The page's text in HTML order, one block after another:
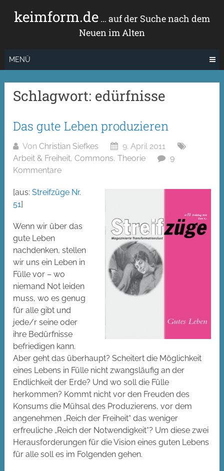
Inhaltkeimform.de… auf der Suche nach dem
Neuen im Alten
MENÜ
Schlagwort: edürfnisse
Das gute Leben produzieren
VonChristian Siefkes
9. April 2011
Arbeit & Freiheit,Commons,Theorie
9
Kommentare
[aus:Streifzüge Nr.
51]
Wenn wir über das
gute Leben
nachdenken, stellen
wir uns ein Leben in
Fülle vor – wo
niemand Not leiden
muss, wo es genug
für alle gibt und
jede/r seine oder
ihre Bedürfnisse
befriedigen kann.
Aber geht das überhaupt? Scheitert die Möglichkeit
eines Lebens in Fülle nicht zwangsläufig an der
Endlichkeit der Erde? Und wo soll die Fülle
herkommen? Kommt nicht vor den Freuden des
Konsums die Mühsal des Produzierens, vor dem
angenehmen „Reich der Freiheit“ das weniger
erfreuliche „Reich der Notwendigkeit“? Um diese zwei
Herausforderungen für die Vision eines guten Lebens
für alle soll es im Folgenden gehen.